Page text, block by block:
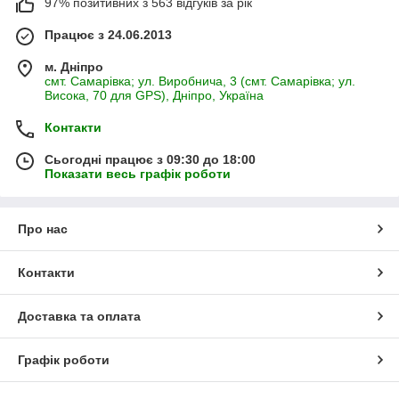
97% позитивних з 563 відгуків за рік
Працює з 24.06.2013
м. Дніпро
смт. Самарівка; ул. Виробнича, 3 (смт. Самарівка; ул.
Висока, 70 для GPS), Дніпро, Україна
Контакти
Сьогодні працює з 09:30 до 18:00
Показати весь графік роботи
Про нас
Контакти
Доставка та оплата
Графік роботи